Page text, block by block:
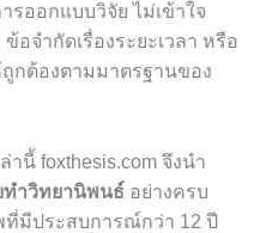
รออกแบบวิจัย ไม่เข้าใจ
จำกัดเรื่องระยะเวลา หรือ
กต้องตามมาตรฐานของ
นี้ foxthesis.com จึงนำ
ทำวิทยานิพนธ์ อย่างครบ
มีประสบการณ์กว่า 12 ปี